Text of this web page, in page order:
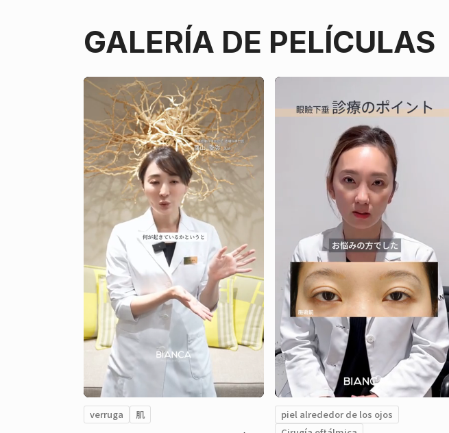
GALERÍA DE PELÍCULAS
verruga 肌
piel alrededor de los ojos